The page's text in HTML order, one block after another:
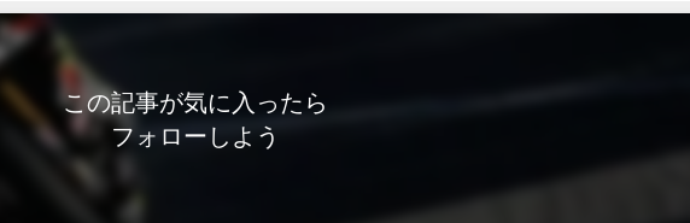
この記事が気に入ったら
フォローしよう